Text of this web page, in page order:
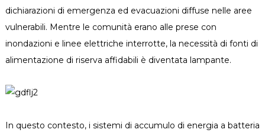
dichiarazioni di emergenza ed evacuazioni diffuse nelle aree
vulnerabili. Mentre le comunità erano alle prese con
inondazioni e linee elettriche interrotte, la necessità di fonti di
alimentazione di riserva affidabili è diventata lampante.
In questo contesto, i sistemi di accumulo di energia a batteria